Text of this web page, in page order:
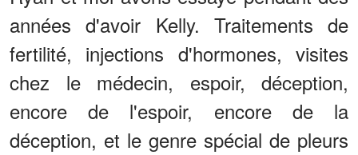
années d'avoir Kelly. Traitements de
fertilité, injections d'hormones, visites
chez le médecin, espoir, déception,
encore de l'espoir, encore de la
déception, et le genre spécial de pleurs